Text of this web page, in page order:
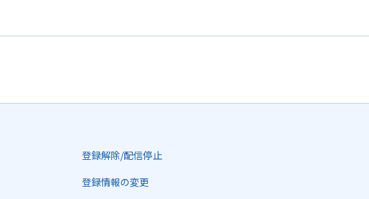
登録解除/配信停止
登録情報の変更